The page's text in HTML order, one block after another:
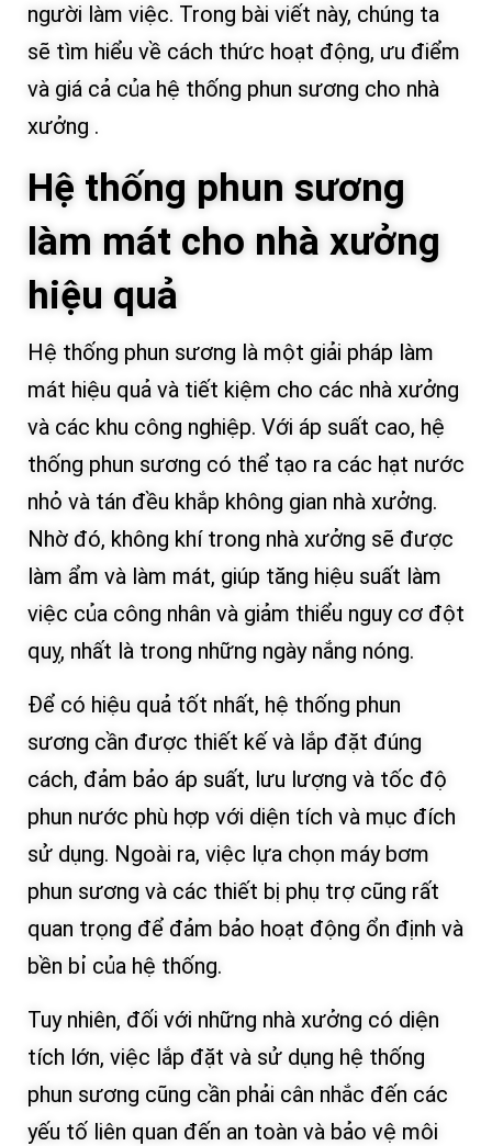
người làm việc. Trong bài viết này, chúng ta
sẽ tìm hiểu về cách thức hoạt động, ưu điểm
và giá cả của hệ thống phun sương cho nhà
xưởng .
Hệ thống phun sương
làm mát cho nhà xưởng
hiệu quả
Hệ thống phun sương là một giải pháp làm
mát hiệu quả và tiết kiệm cho các nhà xưởng
và các khu công nghiệp. Với áp suất cao, hệ
thống phun sương có thể tạo ra các hạt nước
nhỏ và tán đều khắp không gian nhà xưởng.
Nhờ đó, không khí trong nhà xưởng sẽ được
làm ẩm và làm mát, giúp tăng hiệu suất làm
việc của công nhân và giảm thiểu nguy cơ đột
quỵ, nhất là trong những ngày nắng nóng.
Để có hiệu quả tốt nhất, hệ thống phun
sương cần được thiết kế và lắp đặt đúng
cách, đảm bảo áp suất, lưu lượng và tốc độ
phun nước phù hợp với diện tích và mục đích
sử dụng. Ngoài ra, việc lựa chọn máy bơm
phun sương và các thiết bị phụ trợ cũng rất
quan trọng để đảm bảo hoạt động ổn định và
bền bỉ của hệ thống.
Tuy nhiên, đối với những nhà xưởng có diện
tích lớn, việc lắp đặt và sử dụng hệ thống
phun sương cũng cần phải cân nhắc đến các
yếu tố liên quan đến an toàn và bảo vệ môi